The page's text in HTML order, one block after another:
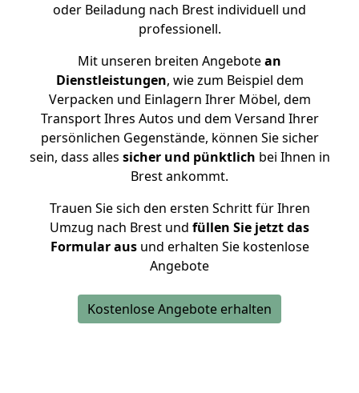
oder Beiladung nach Brest individuell und
professionell.
Mit unseren breiten Angebotean
Dienstleistungen, wie zum Beispiel dem
Verpacken und Einlagern Ihrer Möbel, dem
Transport Ihres Autos und dem Versand Ihrer
persönlichen Gegenstände, können Sie sicher
sein, dass alles sicher und pünktlich bei Ihnen in
Brest ankommt.
Trauen Sie sich den ersten Schritt für Ihren
Umzug nach Brest und füllen Sie jetzt das
Formular ausund erhalten Sie kostenlose
Angebote
Kostenlose Angebote erhalten